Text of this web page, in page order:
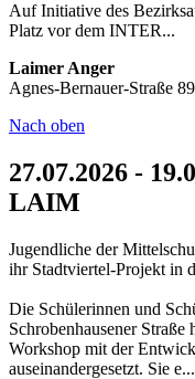
Auf Initiative des
Platz vor dem INTER...
Laimer Anger
Agnes-Bernauer-Straße
Nach oben
27.07.2026 -
LAIM
Jugendliche der
ihr Stadtviertel-Projekt in
Die Schülerinnen und
Schrobenhausener
Workshop mit der
auseinandergesetzt. Sie e...